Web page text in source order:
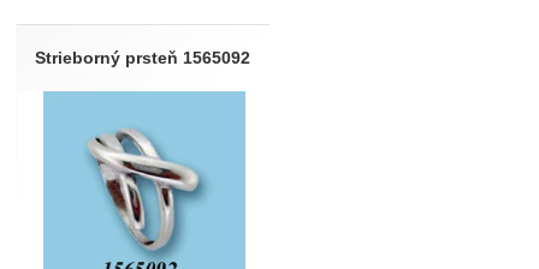
Strieborný prsteň 1565092